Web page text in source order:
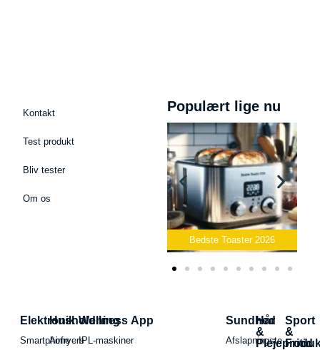
Kontakt
Test produkt
Bliv tester
Om os
Populært lige nu
Bedste Elkedel 2026
Elektronik
Smartphone
Husholdning
Airfryers
Wellness App
IPL-maskiner
Sundhed
Afslapningste
Hår
&
Sport
&
Fritid